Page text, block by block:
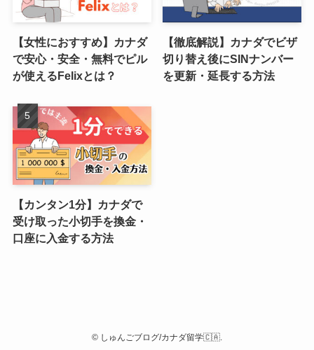
【女性におすすめ】カナダ
で安心・安全・無料でピル
が使えるFelixとは？
【徹底解説】カナダでビザ
切り替え後にSINナンバー
を更新・延長する方法
【カンタン1分】カナダで
受け取った小切手を換金・
口座に入金する方法
© しゅんごブログ/カナダ留学🇨🇦.